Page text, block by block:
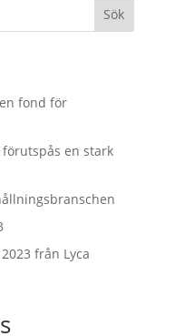
Sök
fond för
en stark
från Lyca